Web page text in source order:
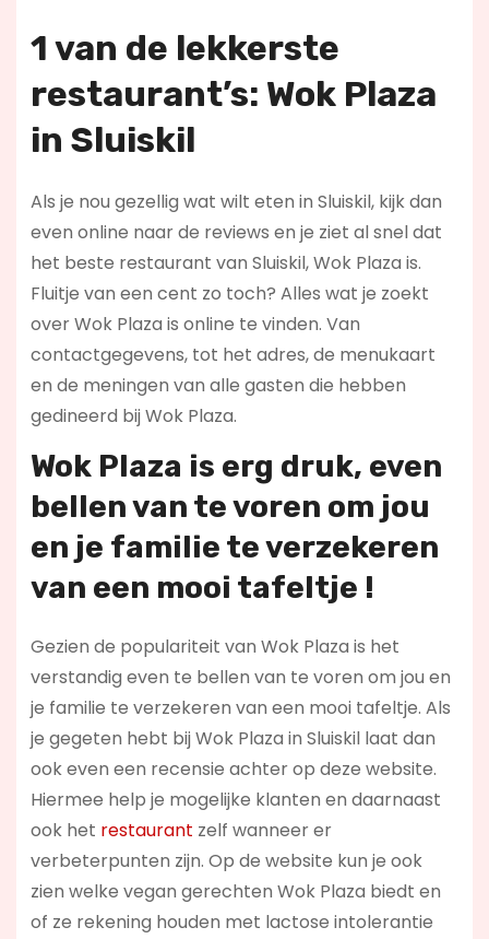
1 van de lekkerste
restaurant’s: Wok Plaza
in Sluiskil
Als je nou gezellig wat wilt eten in Sluiskil, kijk dan
even online naar de reviews en je ziet al snel dat
het beste restaurant van Sluiskil, Wok Plaza is.
Fluitje van een cent zo toch? Alles wat je zoekt
over Wok Plaza is online te vinden. Van
contactgegevens, tot het adres, de menukaart
en de meningen van alle gasten die hebben
gedineerd bij Wok Plaza.
Wok Plaza is erg druk, even
bellen van te voren om jou
en je familie te verzekeren
van een mooi tafeltje !
Gezien de populariteit van Wok Plaza is het
verstandig even te bellen van te voren om jou en
je familie te verzekeren van een mooi tafeltje. Als
je gegeten hebt bij Wok Plaza in Sluiskil laat dan
ook even een recensie achter op deze website.
Hiermee help je mogelijke klanten en daarnaast
ook het restaurant zelf wanneer er
verbeterpunten zijn. Op de website kun je ook
zien welke vegan gerechten Wok Plaza biedt en
of ze rekening houden met lactose intolerantie